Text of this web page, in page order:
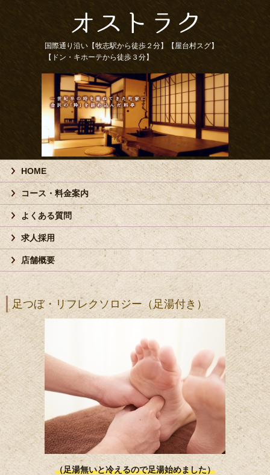
国際通り沿い【牧志駅から徒歩２分】【屋台村スグ】
【ドン・キホーテから徒歩３分】
HOME
コース・料金案内
よくある質問
求人採用
店舗概要
足つぼ・リフレクソロジー（足湯付き）
（足湯無いと冷えるので足湯始めました）